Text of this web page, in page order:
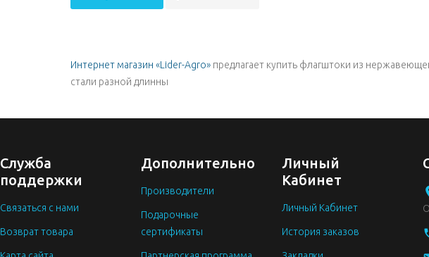
Интернет магазин «Lider-Agro» предлагает купить флагштоки из
стали разной длинны
Служба
поддержки
Связаться с нами
Возврат товара
Дополнительно
Производители
Подарочные
сертификаты
Личный
Кабинет
Личный Кабинет
История заказов